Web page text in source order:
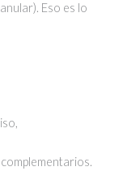
Eso es lo